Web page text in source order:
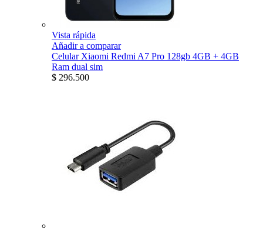
Vista rápida
Añadir a comparar
Celular Xiaomi Redmi A7 Pro 128gb 4GB + 4GB
Ram dual sim
$ 296.500